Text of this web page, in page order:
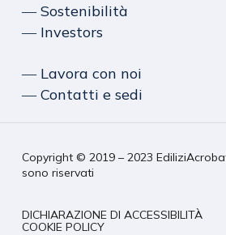
― Sostenibilità
― Investors
― Lavora con noi
― Contatti e sedi
Copyright © 2019 – 2023
sono riservati
DICHIARAZIONE DI ACCESSIBILITÀ
COOKIE POLICY